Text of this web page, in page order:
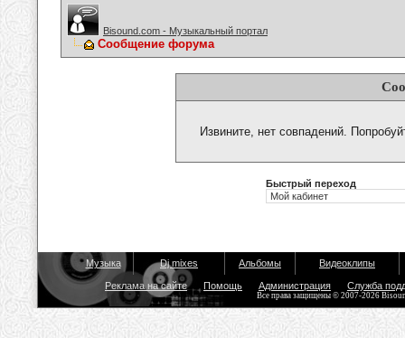
Bisound.com - Музыкальный портал
Сообщение форума
Извините, нет совпадений.
Быстрый переход
Музыка Dj mixes Альбомы Видеоклипы
Реклама на сайте Помощь Администрация Служба
Все права защищены © 2007-2026